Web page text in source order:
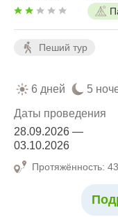
Пеший тур
6 дней 5
Даты проведения
28.09.2026 —
03.10.2026
Протяжённость: